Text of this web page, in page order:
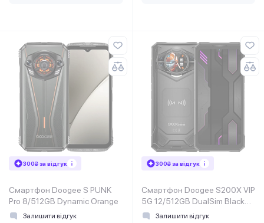
300₴ за відгук
Смартфон Doogee S PUNK
Pro 8/512GB Dynamic Orange
Залишити відгук
300₴ за відгук
Смартфон Doogee S200X VIP
5G 12/512GB DualSim Black
SamuraiЗалишити відгук